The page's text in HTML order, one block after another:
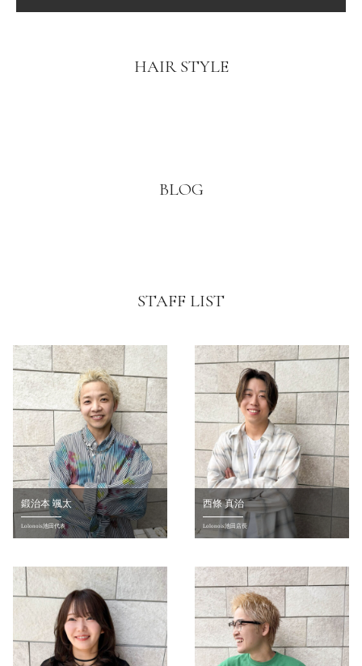
HAIR STYLE
BLOG
STAFF LIST
鍛治本 颯太
Lolonois池田代表
西條 真治
Lolonois池田店長